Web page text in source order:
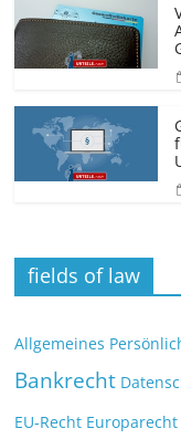
fields of law
Allgemeines
Bankrecht
EU-Recht Europarecht